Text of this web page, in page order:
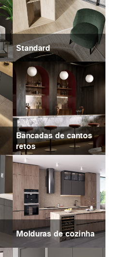
Standard
Bancadas de cantos
retos
Molduras de cozinha